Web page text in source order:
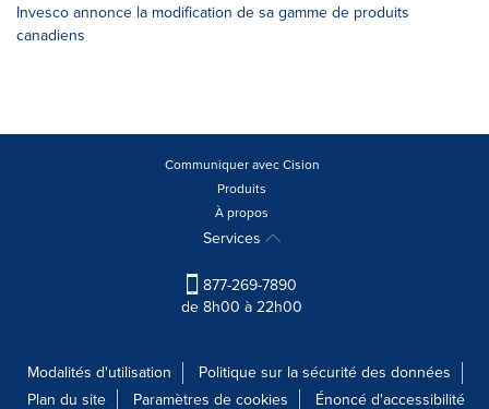
Invesco annonce la modification de sa gamme de produits
canadiens
Communiquer avec Cision
Produits
À propos
Services
877-269-7890
de 8h00 à 22h00
Modalités d'utilisation
Politique sur la sécurité des données
Plan du site
Paramètres de cookies Énoncé d'accessibilité